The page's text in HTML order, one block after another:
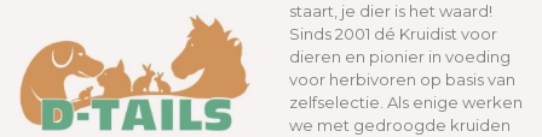
staart, je dier is het waard!
Sinds 2001 dé Kruidist voor
dieren en pionier in voeding
voor herbivoren op basis van
zelfselectie. Als enige werken
we met gedroogde kruiden